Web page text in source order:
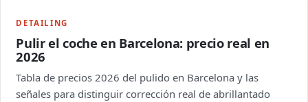
DETAILING
Pulir el coche en Barcelona: precio real en
2026
Tabla de precios 2026 del pulido en Barcelona y las
señales para distinguir corrección real de abrillantado